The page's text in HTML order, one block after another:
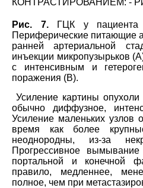
Рис. 7.ГЦК у пациента
Периферические питающие
ранней артериальной
инъекции микропузырьков
с интенсивным и
поражения (B).
Усиление картины
обычно диффузное,
Усиление маленьких узлов
время как более
неоднородны, из-за
Прогрессивное
портальной и конечной
правило, медленнее,
полное, чем при